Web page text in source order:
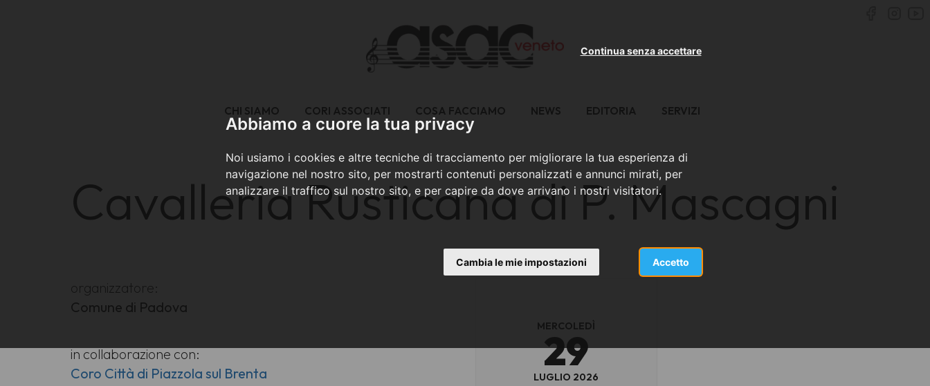
Abbiamo a cuore la tua privacy
Noi usiamo i cookies e altre tecniche di tracciamento per migliorare la tua esperienza di
navigazione nel nostro sito, per mostrarti contenuti personalizzati e annunci mirati, per
analizzare il traffico sul nostro sito, e per capire da dove arrivano i nostri visitatori.
Accetto
Continua senza accettare
Cambia le mie impostazioni
CHI SIAMO CORI ASSOCIATI COSA FACCIAMO NEWS EDITORIA SERVIZI
Cavalleria Rusticana di P. Mascagni
organizzatore:
Comune di Padova
in collaborazione con:
Coro Città di Piazzola sul Brenta
MERCOLEDÌ
29
LUGLIO 2026